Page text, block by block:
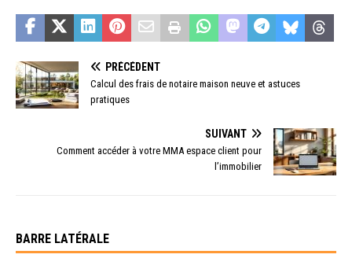
PRÉCÉDENT
Calcul des frais de notaire maison neuve et astuces
pratiques
SUIVANT
Comment accéder à votre MMA espace client pour
l’immobilier
BARRE LATÉRALE